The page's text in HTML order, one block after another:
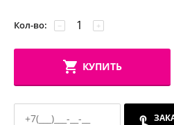
Кол-во: +
−
КУПИТЬ